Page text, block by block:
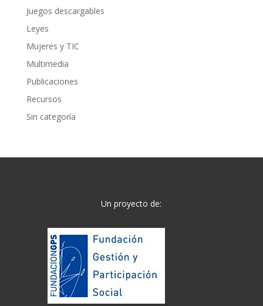
Juegos descargables
Leyes
Mujeres y TIC
Multimedia
Publicaciones
Recursos
Sin categoría
Un proyecto de: